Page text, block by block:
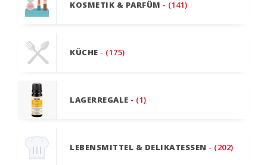
KOSMETIK & PARFÜM - (141)
KÜCHE - (175)
LAGERREGALE - (1)
LEBENSMITTEL & DELIKATESSEN - (202)